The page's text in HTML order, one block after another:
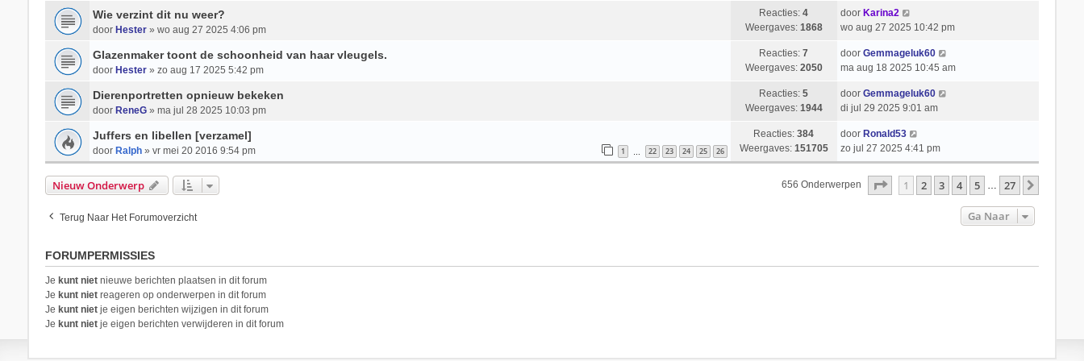
Wie verzint dit nu weer?
door Hester» wo aug 27 2025 4:06 pm
Reacties:4
Weergaves: 1868
door Karina2
wo aug 27 2025 10:42 pm
Glazenmaker toont de schoonheid van haar vleugels.
door Hester» zo aug 17 2025 5:42 pm
Reacties:7
Weergaves: 2050
door Gemmageluk60
ma aug 18 2025 10:45 am
Dierenportretten opnieuw bekeken
door ReneG» ma jul 28 2025 10:03 pm
Reacties:5
Weergaves: 1944
door Gemmageluk60
di jul 29 2025 9:01 am
Juffers en libellen [verzamel]
door Ralph» vr mei 20 2016 9:54 pm 1 22 23 24 25 26
Reacties:384
Weergaves: 151705
door Ronald53
zo jul 27 2025 4:41 pm
Nieuw Onderwerp 656 Onderwerpen Pagina1 Van 27
1 2 3 4 5 … 27
Terug Naar Het Forumoverzicht Ga Naar
FORUMPERMISSIES
Je kunt nietnieuwe berichten plaatsen in dit forum
Je kunt nietreageren op onderwerpen in dit forum
Je kunt nietje eigen berichten wijzigen in dit forum
Je kunt nietje eigen berichten verwijderen in dit forum